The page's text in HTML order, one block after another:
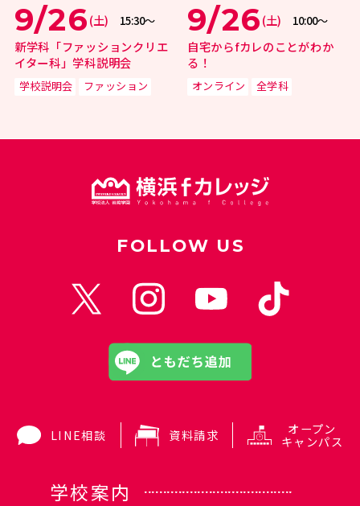
9/26(土) 15:30〜
新学科「ファッションクリエ
イター科」学科説明会
学校説明会 ファッション
9/26(土) 10:00〜
自宅からfカレのことがわか
る！
オンライン 全学科
FOLLOW US
LINE相談 資料請求 オープン
キャンパス
学校案内